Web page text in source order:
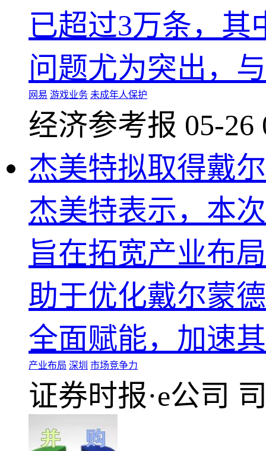
已超过3万条，其
问题尤为突出，
网易 游戏业务 未成年人保护
经济参考报 05-26
杰美特拟取得戴
杰美特表示，本
旨在拓宽产业布
助于优化戴尔蒙
全面赋能，加速
产业布局 深圳 市场竞争力
证券时报·e公司